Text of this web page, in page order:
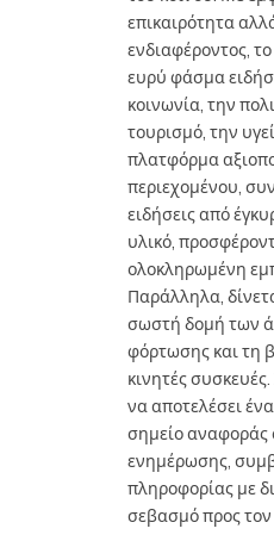
επικαιρότητα
ενδιαφέροντος,
ευρύ φάσμα
κοινωνία, την
τουρισμό, την
πλατφόρμα
περιεχομένου,
ειδήσεις από
υλικό,
ολοκληρωμένη
Παράλληλα,
σωστή δομή των
φόρτωσης και τη
κινητές συσκευές.
να αποτελέσει
σημείο αναφοράς
ενημέρωσης,
πληροφορίας με
σεβασμό προς